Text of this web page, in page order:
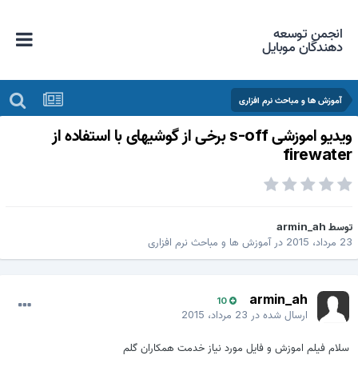
انجمن توسعه
دهندگان موبایل
آموزش ها و مباحث نرم افزاری
ویدیو اموزشی s-off برخی از گوشیهای با استفاده از
armin_ah
2015
درآموزش ها و مباحث نرم افزاری
armin_ah
10
ارسال شده در23 مرداد، 2015
سلام فیلم اموزش و فایل مورد نیاز خدمت همکاران گلم